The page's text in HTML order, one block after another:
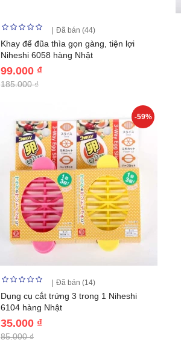
Đã bán (44)
Khay để đũa thìa gọn gàng, tiện lợi
Niheshi 6058 hàng Nhật
99.000 ₫
185.000 ₫
-59%
Đã bán (14)
Dụng cụ cắt trứng 3 trong 1 Niheshi
6104 hàng Nhật
35.000 ₫
85.000 ₫